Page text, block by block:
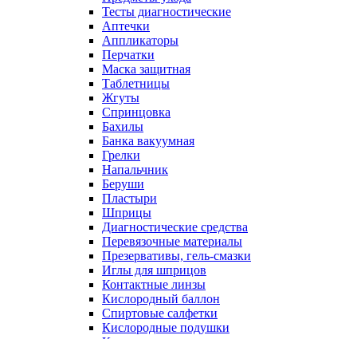
Тесты диагностические
Аптечки
Аппликаторы
Перчатки
Маска защитная
Таблетницы
Жгуты
Спринцовка
Бахилы
Банка вакуумная
Грелки
Напальчник
Беруши
Пластыри
Шприцы
Диагностические средства
Перевязочные материалы
Презервативы, гель-смазки
Иглы для шприцов
Контактные линзы
Кислородный баллон
Спиртовые салфетки
Кислородные подушки